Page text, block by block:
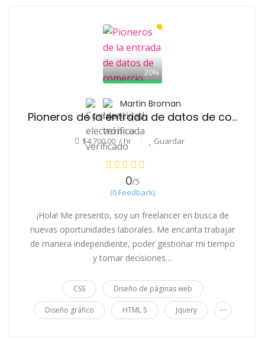
20%
Martin Broman
Pioneros de la entrada de datos de comercio electrónico
$4,700.00 / hr Guardar
0/5
(0 Feedback)
¡Hola! Me presento, soy un freelancer en busca de
nuevas oportunidades laborales. Me encanta trabajar
de manera independiente, poder gestionar mi tiempo
y tomar decisiones…
CSS Diseño de páginas web
Diseño gráfico HTML 5 Jquery ...